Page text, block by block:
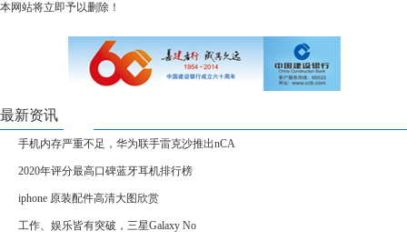
本网站将立即予以删除！
最新资讯
手机内存严重不足，华为联手雷克沙推出nCA
2020年评分最高口碑蓝牙耳机排行榜
iphone 原装配件高清大图欣赏
工作、娱乐皆有突破，三星Galaxy No